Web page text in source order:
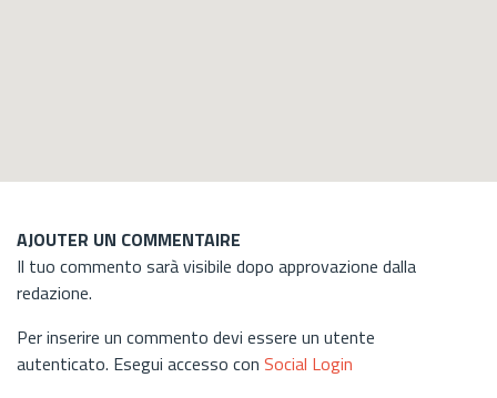
AJOUTER UN COMMENTAIRE
Il tuo commento sarà visibile dopo approvazione dalla
redazione.
Per inserire un commento devi essere un utente
autenticato. Esegui accesso con Social Login